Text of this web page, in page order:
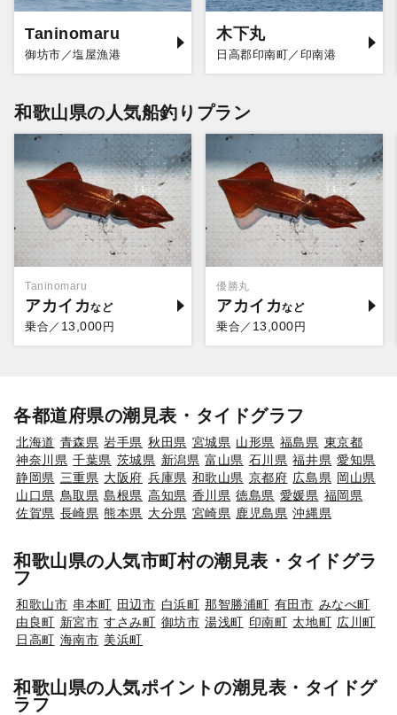
Taninomaru
御坊市／塩屋漁港
木下丸
日高郡印南町／印南港
和歌山県の人気船釣りプラン
Taninomaru
アカイカ
乗合／ 13,000円
優勝丸
アカイカ
乗合／ 13,000円
各都道府県の潮見表・タイドグラフ
北海道 青森県 岩手県 秋田県 宮城県 山形県 福島県 東京都
神奈川県 千葉県 茨城県 新潟県 富山県 石川県 福井県 愛知県
静岡県 三重県 大阪府 兵庫県 和歌山県 京都府 広島県 岡山県
山口県 鳥取県 島根県 高知県 香川県 徳島県 愛媛県 福岡県
佐賀県 長崎県 熊本県 大分県 宮崎県 鹿児島県 沖縄県
和歌山県の人気市町村の潮見表・タイドグラ
フ
和歌山市 串本町 田辺市 白浜町 那智勝浦町 有田市 みなべ町
由良町 新宮市 すさみ町 御坊市 湯浅町 印南町 太地町 広川町
日高町 海南市 美浜町
和歌山県の人気ポイントの潮見表・タイドグ
ラフ